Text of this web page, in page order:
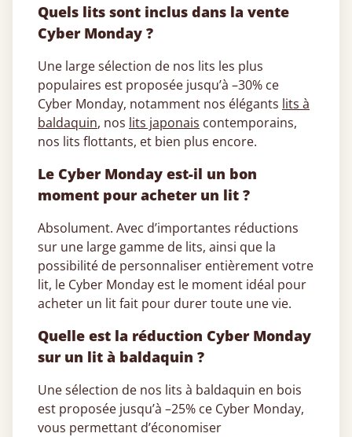
Quels lits sont inclus dans la vente
Cyber Monday ?
Une large sélection de nos lits les plus
populaires est proposée jusqu’à –30% ce
Cyber Monday, notamment nos élégants lits à
baldaquin, nos lits japonais contemporains,
nos lits flottants, et bien plus encore.
Le Cyber Monday est-il un bon
moment pour acheter un lit ?
Absolument. Avec d’importantes réductions
sur une large gamme de lits, ainsi que la
possibilité de personnaliser entièrement votre
lit, le Cyber Monday est le moment idéal pour
acheter un lit fait pour durer toute une vie.
Quelle est la réduction Cyber Monday
sur un lit à baldaquin ?
Une sélection de nos lits à baldaquin en bois
est proposée jusqu’à –25% ce Cyber Monday,
vous permettant d’économiser